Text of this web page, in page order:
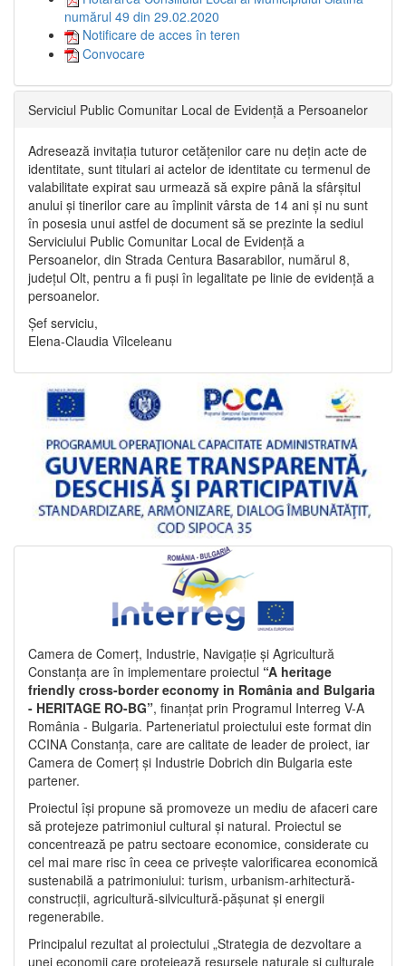
numărul 49 din 29.02.2020
Notificare de acces în teren
Convocare
Serviciul Public Comunitar Local de Evidență a Persoanelor
Adresează invitația tuturor cetățenilor care nu dețin acte de
identitate, sunt titulari ai actelor de identitate cu termenul de
valabilitate expirat sau urmează să expire până la sfârșitul
anului și tinerilor care au împlinit vârsta de 14 ani și nu sunt
în posesia unui astfel de document să se prezinte la sediul
Serviciului Public Comunitar Local de Evidență a
Persoanelor, din Strada Centura Basarabilor, numărul 8,
județul Olt, pentru a fi puși în legalitate pe linie de evidență a
persoanelor.
Șef serviciu,
Elena-Claudia Vîlceleanu
Camera de Comerț, Industrie, Navigație și Agricultură
Constanța are în implementare proiectul “A heritage
friendly cross-border economy in România and Bulgaria
- HERITAGE RO-BG”, finanțat prin Programul Interreg V-A
România - Bulgaria. Parteneriatul proiectului este format din
CCINA Constanța, care are calitate de leader de proiect, iar
Camera de Comerț și Industrie Dobrich din Bulgaria este
partener.
Proiectul își propune să promoveze un mediu de afaceri care
să protejeze patrimoniul cultural și natural. Proiectul se
concentrează pe patru sectoare economice, considerate cu
cel mai mare risc în ceea ce privește valorificarea economică
sustenabilă a patrimoniului: turism, urbanism-arhitectură-
construcții, agricultură-silvicultură-pășunat și energii
regenerabile.
Principalul rezultat al proiectului „Strategia de dezvoltare a
unei economii care protejează resursele naturale și culturale